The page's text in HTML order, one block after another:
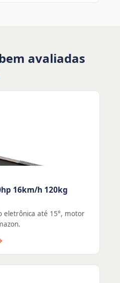
avaliadas
16km/h 120kg
eletrônica até 15°, motor